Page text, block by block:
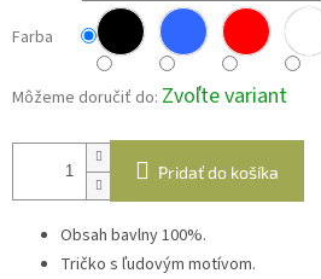
Farba
Môžeme doručiť do: Zvoľte variant
Pridať do košíka
Obsah bavlny 100%.
Tričko s ľudovým motívom.